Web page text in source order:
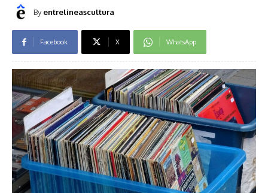
By entrelineascultura
Facebook X WhatsApp